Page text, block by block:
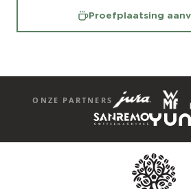
Proefplaatsing
ONZE PARTNERS